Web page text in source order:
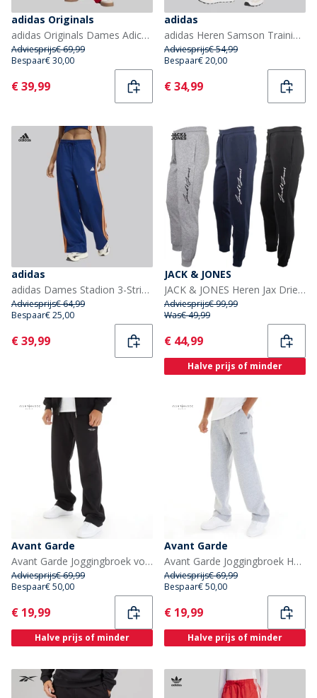
adidas Originals
adidas Originals Dames Adicolor Klassieke Firebird Losse Pasvorm Trainingsbroek Better Scarlet/Wit
Adviesprijs€ 69,99
Bespaar€ 30,00
Current
€ 39,99
adidas
adidas Heren Samson Trainingsbroek Grey Six/Zwart
Adviesprijs€ 54,99
Bespaar€ 20,00
Current
€ 34,99
adidas
adidas Dames Stadion 3-Stripes Trainingsbroek Dark Blue/Pure Orange/Off White
Adviesprijs€ 64,99
Bespaar€ 25,00
Current
€ 39,99
JACK & JONES
JACK & JONES Heren Jax Drie Pak Zweet Broeken Tap Schoen / Licht Grijs Melange / Navy Blazer
Adviesprijs€ 99,99
Was€ 49,99
Current
€ 44,99
Halve prijs of minder
Avant Garde
Avant Garde Joggingbroek voor Heren Rechte Pijp Zwart
Adviesprijs€ 69,99
Bespaar€ 50,00
Current
€ 19,99
Halve prijs of minder
Avant Garde
Avant Garde Joggingbroek Heren Rechte Pijp Licht Grijs Melange
Adviesprijs€ 69,99
Bespaar€ 50,00
Current
€ 19,99
Halve prijs of minder